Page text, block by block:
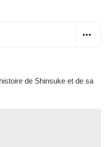
de Shinsuke et de sa